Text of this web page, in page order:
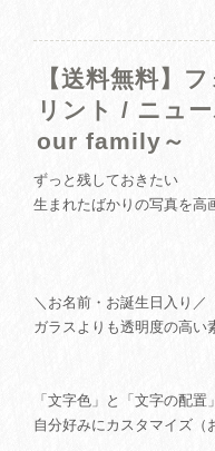
【送料無料】
リント / ニュ
our family～
ずっと残しておきたい
生まれたばかりの写真を高
＼お名前・お誕生日入り／
ガラスよりも透明度の高い
「文字色」と「文字の配
自分好みにカスタマイズ（